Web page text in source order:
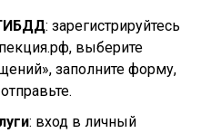
: зарегистрируйтесь
выберите
заполните форму,
: вход в личный